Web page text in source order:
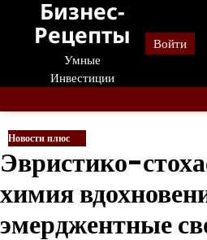
Перейти
содержанию
Бизнес-
Рецепты
Умные
Инвестиции
Войти
Новости плюс
Эвристико-
химия
эмерджентные